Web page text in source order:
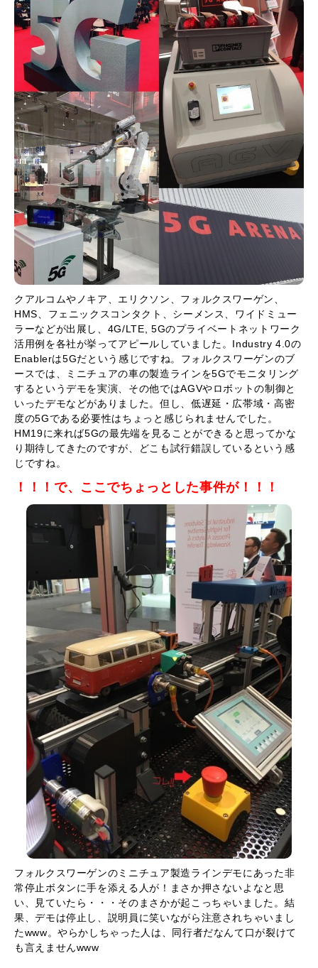
クアルコムやノキア、エリクソン、フォルクスワーゲン、
HMS、フェニックスコンタクト、シーメンス、ワイドミュー
ラーなどが出展し、4G/LTE, 5Gのプライベートネットワーク
活用例を各社が挙ってアピールしていました。Industry 4.0の
Enablerは5Gだという感じですね。フォルクスワーゲンのブ
ースでは、ミニチュアの車の製造ラインを5Gでモニタリング
するというデモを実演、その他ではAGVやロボットの制御と
いったデモなどがありました。但し、低遅延・広帯域・高密
度の5Gである必要性はちょっと感じられませんでした。
HM19に来れば5Gの最先端を見ることができると思ってかな
り期待してきたのですが、どこも試行錯誤しているという感
じですね。
！！！で、ここでちょっとした事件が！！！
フォルクスワーゲンのミニチュア製造ラインデモにあった非
常停止ボタンに手を添える人が！まさか押さないよなと思
い、見ていたら・・・そのまさかが起こっちゃいました。結
果、デモは停止し、説明員に笑いながら注意されちゃいまし
たwww。やらかしちゃった人は、同行者だなんて口が裂けて
も言えませんwww